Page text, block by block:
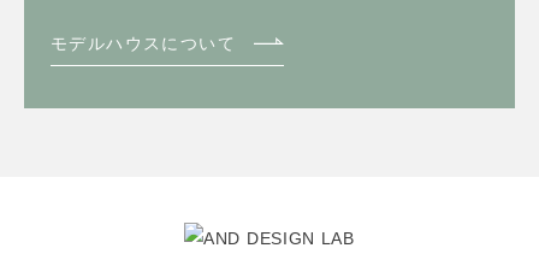
モデルハウスについて